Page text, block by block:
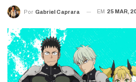
Por Gabriel Caprara EM 25 MAR,